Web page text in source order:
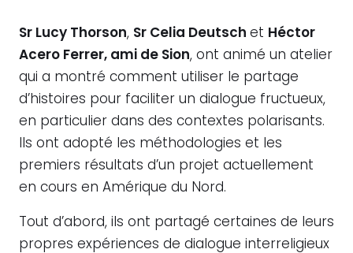
Sr Lucy Thorson, Sr Celia Deutsch et Héctor
Acero Ferrer, ami de Sion, ont animé un atelier
qui a montré comment utiliser le partage
d’histoires pour faciliter un dialogue fructueux,
en particulier dans des contextes polarisants.
Ils ont adopté les méthodologies et les
premiers résultats d’un projet actuellement
en cours en Amérique du Nord.
Tout d’abord, ils ont partagé certaines de leurs
propres expériences de dialogue interreligieux